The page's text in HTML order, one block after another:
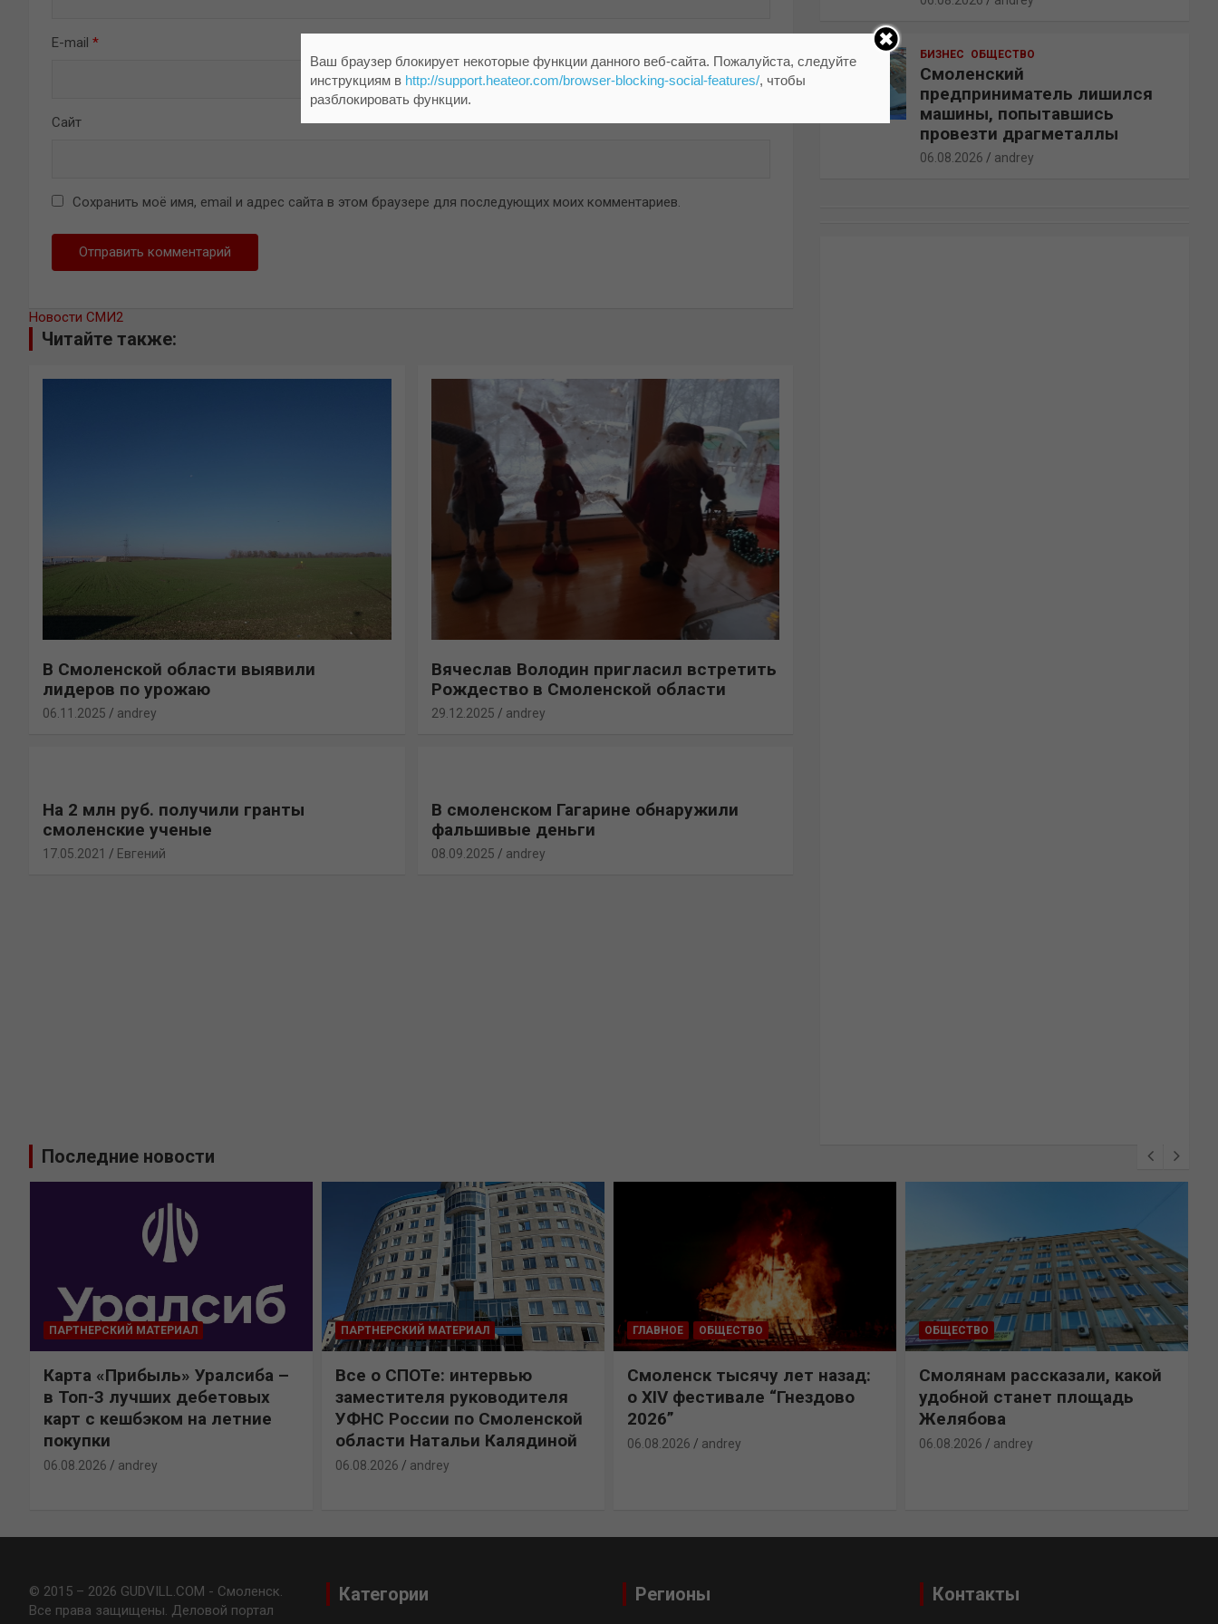
E-mail *
Сайт
Сохранить моё имя, email и адрес сайта в этом браузере для последующих моих комментариев.
Новости СМИ2
Читайте также:
В Смоленской области выявили
лидеров по урожаю
06.11.2025 andrey
Вячеслав Володин пригласил встретить
Рождество в Смоленской области
29.12.2025 andrey
На 2 млн руб. получили гранты
смоленские ученые
17.05.2021 Евгений
В смоленском Гагарине обнаружили
фальшивые деньги
08.09.2025 andrey
БИЗНЕС ОБЩЕСТВО
Смоленский
предприниматель лишился
машины, попытавшись
провезти драгметаллы
06.08.2026 andrey
Последние новости
ПАРТНЕРСКИЙ МАТЕРИАЛ
Карта «Прибыль» Уралсиба –
в Топ-3 лучших дебетовых
карт с кешбэком на летние
покупки
06.08.2026 andrey
ПАРТНЕРСКИЙ МАТЕРИАЛ
Все о СПОТе: интервью
заместителя руководителя
УФНС России по Смоленской
области Натальи Калядиной
06.08.2026 andrey
ГЛАВНОЕ ОБЩЕСТВО
Смоленск тысячу лет назад:
о XIV фестивале “Гнездово
2026”
06.08.2026 andrey
ОБЩЕСТВО
Смолянам рассказали, какой
удобной станет площадь
Желябова
06.08.2026 andrey
© 2015 – 2026 GUDVILL.COM - Смоленск.
Все права защищены. Деловой портал
Категории Регионы Контакты
Ваш браузер блокирует некоторые функции данного веб-сайта. Пожалуйста, следуйте
инструкциям в http://support.heateor.com/browser-blocking-social-features/, чтобы
разблокировать функции.